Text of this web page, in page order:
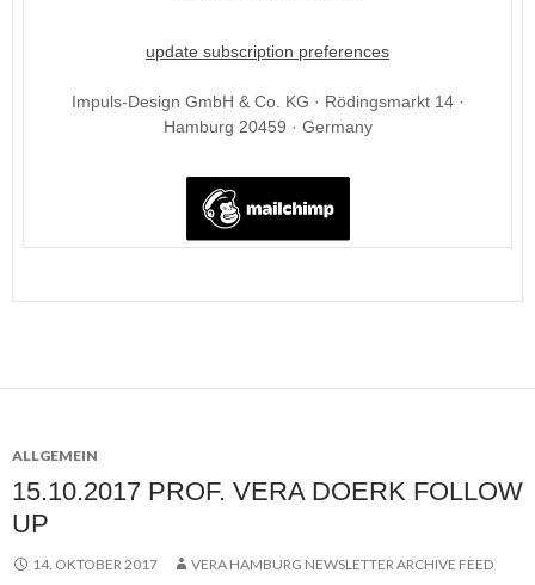
update subscription preferences
Impuls-Design GmbH & Co. KG · Rödingsmarkt 14 ·
Hamburg 20459 · Germany
ALLGEMEIN
15.10.2017 PROF. VERA DOERK FOLLOW
UP
14. OKTOBER 2017 VERA HAMBURG NEWSLETTER ARCHIVE FEED